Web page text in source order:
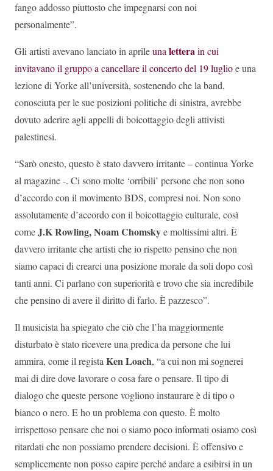
fango addosso piuttosto che impegnarsi con noi
personalmente”.
Gli artisti avevano lanciato in aprileunaletterain cui
invitavano il gruppo a cancellare il concerto del 19 luglioe una
lezione di Yorke all’università, sostenendo che la band,
conosciuta per le sue posizioni politiche di sinistra, avrebbe
dovuto aderire agli appelli di boicottaggio degli attivisti
palestinesi.
“Sarò onesto, questo è stato davvero irritante – continua Yorke
al magazine -. Ci sono molte ‘orribili’ persone che non sono
d’accordo con il movimento BDS, compresi noi. Non sono
assolutamente d’accordo con il boicottaggio culturale, così
comeJ.K Rowling, Noam Chomskye moltissimi altri. È
davvero irritante che artisti che io rispetto pensino che non
siamo capaci di crearci una posizione morale da soli dopo così
tanti anni. Ci parlano con superiorità e trovo che sia incredibile
che pensino di avere il diritto di farlo. È pazzesco”.
Il musicista ha spiegato che ciò che l’ha maggiormente
disturbato è stato ricevere una predica da persone che lui
ammira, come il registaKen Loach, “a cui non mi sognerei
mai di dire dove lavorare o cosa fare o pensare. Il tipo di
dialogo che queste persone vogliono instaurare è di tipo o
bianco o nero. E ho un problema con questo. È molto
irrispettoso pensare che noi o siamo poco informati osiamo così
ritardati che non possiamo prendere decisioni. È offensivo e
semplicemente non posso capire perché andare a esibirsi in un